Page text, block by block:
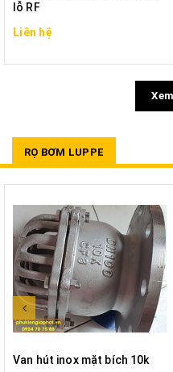
lỗ RF
Liên hệ
RỌ BƠM LUPPE
Van hút inox mặt bích 10k